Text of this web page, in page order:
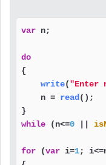
var n;
do
{
write("Enter
    n =
read ();
while (n<=0
for (var i=1;